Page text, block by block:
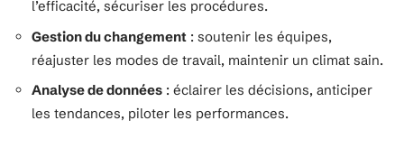
l’efficacité, sécuriser les procédures.
Gestion du changement : soutenir les équipes,
réajuster les modes de travail, maintenir un climat sain.
Analyse de données : éclairer les décisions, anticiper
les tendances, piloter les performances.